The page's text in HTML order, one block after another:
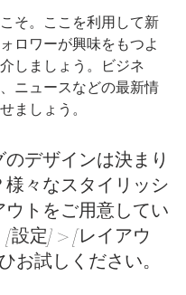
そ。ここを利用して新
ロワーが興味をもつよ
しましょう。ビジネ
ニュースなどの最新情
ましょう。
のデザインは決まり
様々なスタイリッシ
ウトをご用意してい
[設定] > [レイアウ
お試しください。